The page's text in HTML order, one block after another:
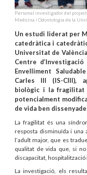
Personal investigador del
Medicina i Odontologia de la
Un estudi liderat per
catedràtica i
Universitat de
Centre
Envelliment
Carles III (IS-CIII),
biològic i la fragilitat
potencialment
de vida ben
La fragilitat és una
resposta disminuïda i una
l’adult major, que es
qualitat de vida que, si
discapacitat, hospitalització
La investigació, els